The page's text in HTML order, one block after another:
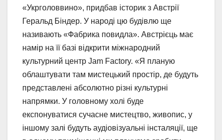
«Укрголоввино», придбав історик з Австрії
Геральд Біндер. У народі цю будівлю ще
називають «Фабрика повидла». Австрієць має
намір на її базі відкрити міжнародний
культурний центр Jam Factory. «Я планую
облаштувати там мистецький простір, де будуть
представлені абсолютно різні культурні
напрямки. У головному холі буде
експонуватися сучасне мистецтво, живопис, у
іншому залі будуть аудіовізуальні інсталяції, ще